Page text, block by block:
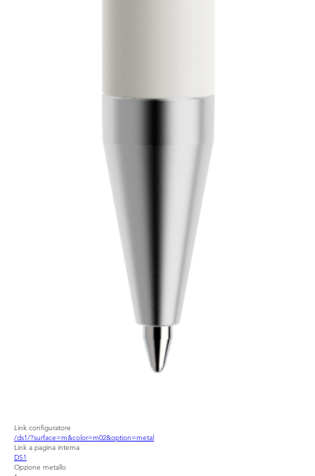
Link configuratore
/ds1/?surface=m&color=m02&option=metal
Link a pagina interna
DS1
Opzione metallo